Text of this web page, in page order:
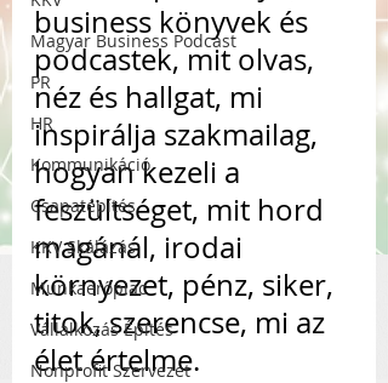
Magyar Business Podcast
PR
HR
Kommunikáció
Csapatépítés
KKV Skálázás
Munkaerőpiac
Vállalkozás Építés
Nonprofit Szervezet
business könyvek és
podcastek, mit olvas,
néz és hallgat, mi
inspirálja szakmailag,
hogyan kezeli a
feszültséget, mit hord
magánál, irodai
környezet, pénz, siker,
titok, szerencse, mi az
élet értelme.